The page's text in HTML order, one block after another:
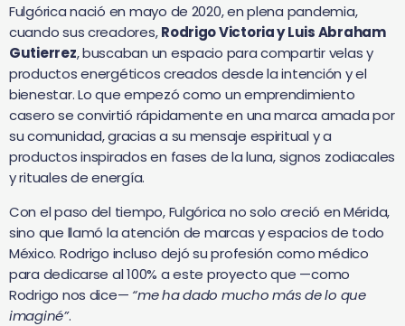
Fulgórica nació en mayo de 2020, en plena pandemia,
cuando sus creadores,Rodrigo Victoria y Luis Abraham
Gutierrez, buscaban un espacio para compartir velas y
productos energéticos creados desde la intención y el
bienestar. Lo que empezó como un emprendimiento
casero se convirtió rápidamente en una marca amada por
su comunidad, gracias a su mensaje espiritual y a
productos inspirados en fases de la luna, signos zodiacales
y rituales de energía.
Con el paso del tiempo, Fulgórica no solo creció en Mérida,
sino que llamó la atención de marcas y espacios de todo
México. Rodrigo incluso dejó su profesión como médico
para dedicarse al 100% a este proyecto que —como
Rodrigo nos dice— “me ha dado mucho más de lo que
imaginé”.